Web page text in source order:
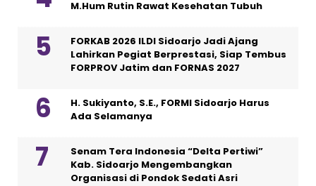
M.Hum Rutin Rawat Kesehatan Tubuh
FORKAB 2026 ILDI Sidoarjo Jadi Ajang
Lahirkan Pegiat Berprestasi, Siap Tembus
FORPROV Jatim dan FORNAS 2027
H. Sukiyanto, S.E., FORMI Sidoarjo Harus
Ada Selamanya
Senam Tera Indonesia “Delta Pertiwi”
Kab. Sidoarjo Mengembangkan
Organisasi di Pondok Sedati Asri